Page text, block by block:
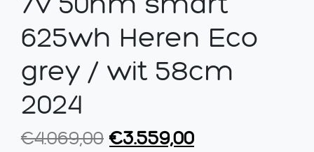
625wh Heren Eco
grey / wit 58cm
2024
€4.069,00 Oorspronkelijke
€3.559,00Huidige